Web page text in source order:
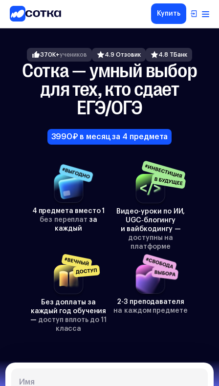
ЕГЭ
классы
Купить
370K+учеников 4.9 Отзовик 4.8 ТБанк
Сотка — умный выбор
для тех, кто сдает
ЕГЭ/ОГЭ
3990₽ в месяц за 4 предмета
4 предмета вместо 1
без переплат за
каждый
Видео-уроки по ИИ,
UGC‑блогингу
и вайбкодингу —
доступны на
платформе
Без доплаты за
каждый год обучения
— доступ вплоть до 11
класса
2-3 преподавателя
на каждом предмете